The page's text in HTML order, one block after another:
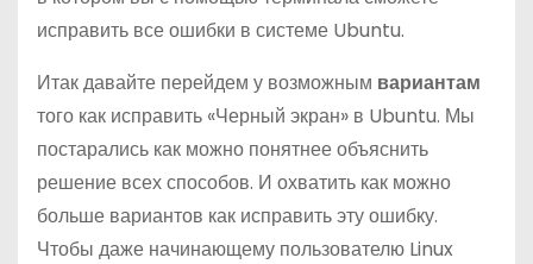
исправить все ошибки в системе Ubuntu.
Итак давайте перейдем у возможным вариантам
того как исправить «Черный экран» в Ubuntu. Мы
постарались как можно понятнее объяснить
решение всех способов. И охватить как можно
больше вариантов как исправить эту ошибку.
Чтобы даже начинающему пользователю Linux